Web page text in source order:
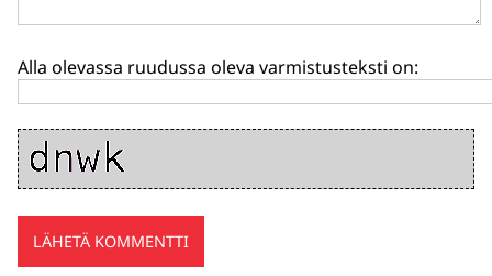
Alla olevassa ruudussa oleva varmistusteksti on: